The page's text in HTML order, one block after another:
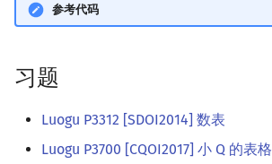
参考代码
习题
Luogu P3312 [SDOI2014] 数表
Luogu P3700 [CQOI2017] 小 Q 的表格